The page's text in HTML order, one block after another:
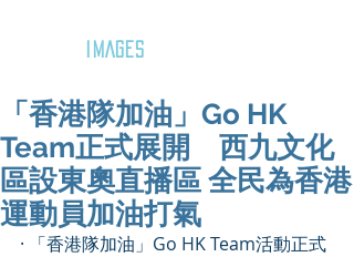
IMAGES
「香港隊加油」Go HK
Team正式展開 西九文化
區設東奧直播區 全民為香港
運動員加油打氣
· 「香港隊加油」Go HK Team活動正式